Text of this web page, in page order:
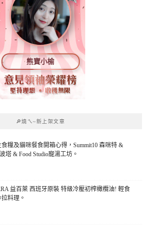
熊寶小榆
🔎燒ㄟ~新上架文章
糧及貓咪餐食開箱心得，Summit10 森咪特 &
塔 & Food Studio寵湯工坊。
益百萊 西班牙原裝 特級冷壓初榨橄欖油! 輕食
料理。